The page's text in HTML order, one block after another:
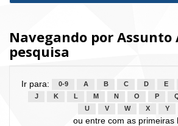
Navegando por Assunto
pesquisa
Ir para: 0-9 A B C D E
J
K L M N O P
U
V W X Y
ou entre com as primeiras